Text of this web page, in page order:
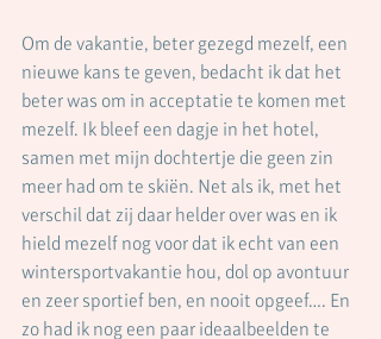
Om de vakantie, beter gezegd mezelf, een
nieuwe kans te geven, bedacht ik dat het
beter was om in acceptatie te komen met
mezelf. Ik bleef een dagje in het hotel,
samen met mijn dochtertje die geen zin
meer had om te skiën. Net als ik, met het
verschil dat zij daar helder over was en ik
hield mezelf nog voor dat ik echt van een
wintersportvakantie hou, dol op avontuur
en zeer sportief ben, en nooit opgeef…. En
zo had ik nog een paar ideaalbeelden te